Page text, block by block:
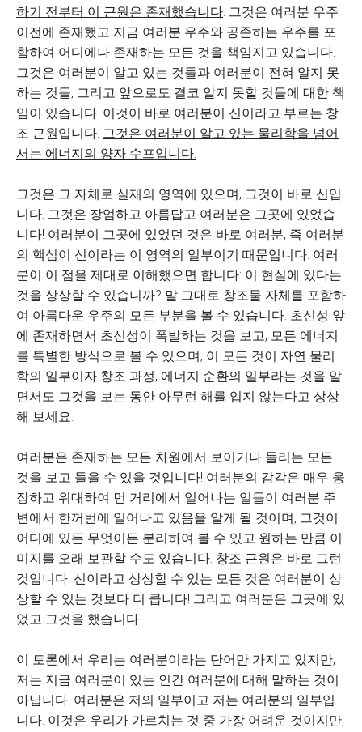
하기 전부터 이 근원은 존재했습니다. 그것은 여러분 우주
이전에 존재했고 지금 여러분 우주와 공존하는 우주를 포
함하여 어디에나 존재하는 모든 것을 책임지고 있습니다.
그것은 여러분이 알고 있는 것들과 여러분이 전혀 알지 못
하는 것들, 그리고 앞으로도 결코 알지 못할 것들에 대한 책
임이 있습니다. 이것이 바로 여러분이 신이라고 부르는 창
조 근원입니다. 그것은 여러분이 알고 있는 물리학을 넘어
서는 에너지의 양자 수프입니다.
그것은 그 자체로 실재의 영역에 있으며, 그것이 바로 신입
니다. 그것은 장엄하고 아름답고 여러분은 그곳에 있었습
니다! 여러분이 그곳에 있었던 것은 바로 여러분, 즉 여러분
의 핵심이 신이라는 이 영역의 일부이기 때문입니다. 여러
분이 이 점을 제대로 이해했으면 합니다: 이 현실에 있다는
것을 상상할 수 있습니까? 말 그대로 창조물 자체를 포함하
여 아름다운 우주의 모든 부분을 볼 수 있습니다. 초신성 앞
에 존재하면서 초신성이 폭발하는 것을 보고, 모든 에너지
를 특별한 방식으로 볼 수 있으며, 이 모든 것이 자연 물리
학의 일부이자 창조 과정, 에너지 순환의 일부라는 것을 알
면서도 그것을 보는 동안 아무런 해를 입지 않는다고 상상
해 보세요.
여러분은 존재하는 모든 차원에서 보이거나 들리는 모든
것을 보고 들을 수 있을 것입니다! 여러분의 감각은 매우 웅
장하고 위대하여 먼 거리에서 일어나는 일들이 여러분 주
변에서 한꺼번에 일어나고 있음을 알게 될 것이며, 그것이
어디에 있든 무엇이든 분리하여 볼 수 있고 원하는 만큼 이
미지를 오래 보관할 수도 있습니다. 창조 근원은 바로 그런
것입니다. 신이라고 상상할 수 있는 모든 것은 여러분이 상
상할 수 있는 것보다 더 큽니다! 그리고 여러분은 그곳에 있
었고 그것을 했습니다.
이 토론에서 우리는 여러분이라는 단어만 가지고 있지만,
저는 지금 여러분이 있는 인간 여러분에 대해 말하는 것이
아닙니다. 여러분은 저의 일부이고 저는 여러분의 일부입
니다. 이것은 우리가 가르치는 것 중 가장 어려운 것이지만,